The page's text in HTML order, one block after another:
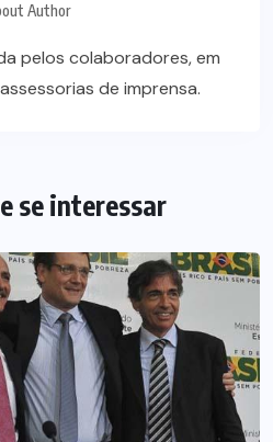
Author
pelos colaboradores, em
de imprensa.
se interessar